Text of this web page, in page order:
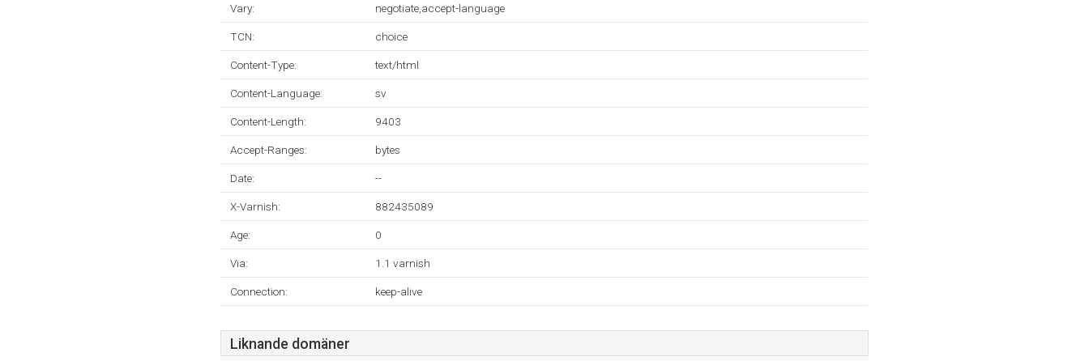
Vary: negotiate,accept-language
TCN: choice
Content-Type: text/html
Content-Language: sv
Content-Length: 9403
Accept-Ranges: bytes
Date: --
X-Varnish: 882435089
Age: 0
Via: 1.1 varnish
Connection: keep-alive
Liknande domäner